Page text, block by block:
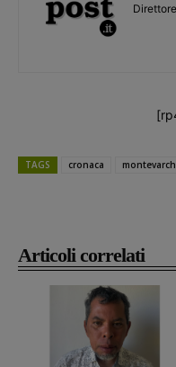
Articoli correlati
Direttore
TAGS cronaca